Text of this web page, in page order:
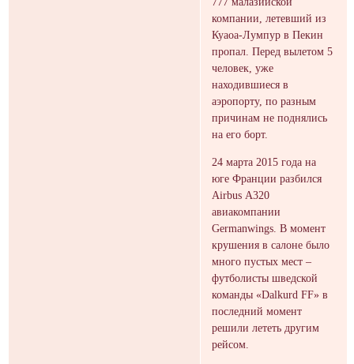
компании, летевший из
Куаоа-Лумпур в Пекин
пропал. Перед вылетом 5
человек, уже
находившиеся в
аэропорту, по разным
причинам не поднялись
на его борт.
24 марта 2015 года на
юге Франции разбился
Airbus А320
авиакомпании
Germanwings. В момент
крушения в салоне было
много пустых мест –
футболисты шведской
команды «Dalkurd FF» в
последний момент
решили лететь другим
рейсом.